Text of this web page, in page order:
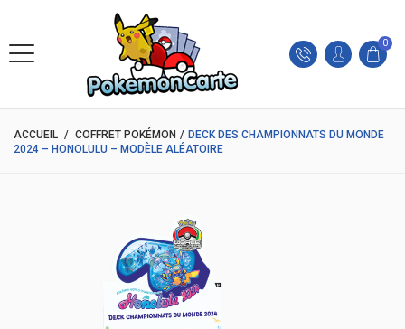
0
ACCUEIL / COFFRET POKÉMON / DECK DES CHAMPIONNATS DU MONDE
2024 – HONOLULU – MODÈLE ALÉATOIRE